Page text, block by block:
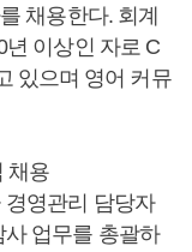
채용한다. 회계
년 이상인 자로 C
있으며 영어 커뮤
채용
영관리 담당자
업무를 총괄하